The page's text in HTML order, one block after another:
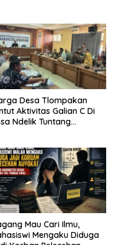
Desa Tlompakan
Aktivitas Galian C Di
Ndelik Tuntang
!!
Mau Cari Ilmu,
Mengaku Diduga